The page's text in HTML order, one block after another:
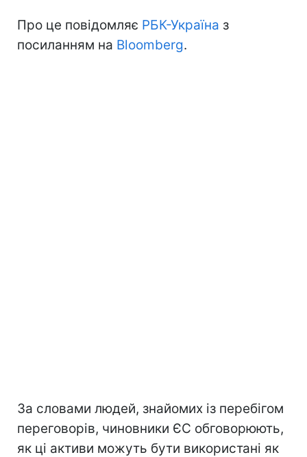
Про це повідомляє РБК-Україна з
посиланням на Bloomberg.
За словами людей, знайомих із перебігом
переговорів, чиновники ЄС обговорюють,
як ці активи можуть бути використані як